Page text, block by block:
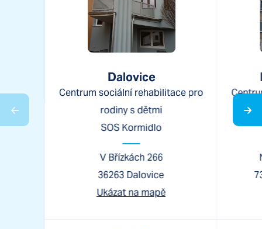
Dalovice
Centrum sociální rehabilitace pro
rodiny s dětmi
SOS Kormidlo
V Břízkách 266
36263 Dalovice
Ukázat na mapě